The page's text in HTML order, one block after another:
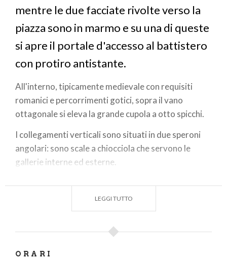
mentre le due facciate rivolte verso la
piazza sono in marmo e su una di queste
si apre il portale d'accesso al battistero
con protiro antistante.
All'interno, tipicamente medievale con requisiti
romanici e percorrimenti gotici, sopra il vano
ottagonale si eleva la grande cupola a otto spicchi.
I collegamenti verticali sono situati in due speroni
angolari: sono scale a chiocciola che servono le
gallerie interne ed esterne.
LEGGI TUTTO
ORARI